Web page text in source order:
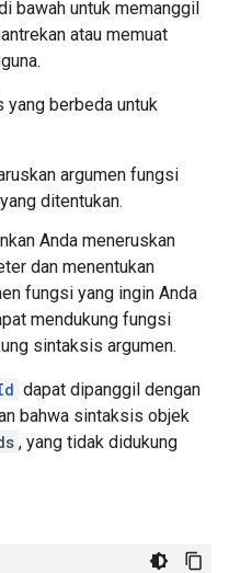
bawah untuk memanggil
atau memuat
yang berbeda untuk
argumen fungsi
ditentukan.
Anda meneruskan
dan menentukan
fungsi yang ingin Anda
mendukung fungsi
sintaksis argumen.
dapat dipanggil dengan
bahwa sintaksis objek
, yang tidak didukung